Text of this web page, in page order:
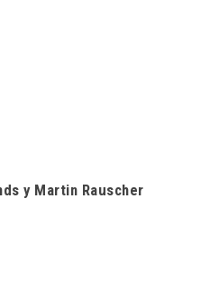
y Martin Rauscher